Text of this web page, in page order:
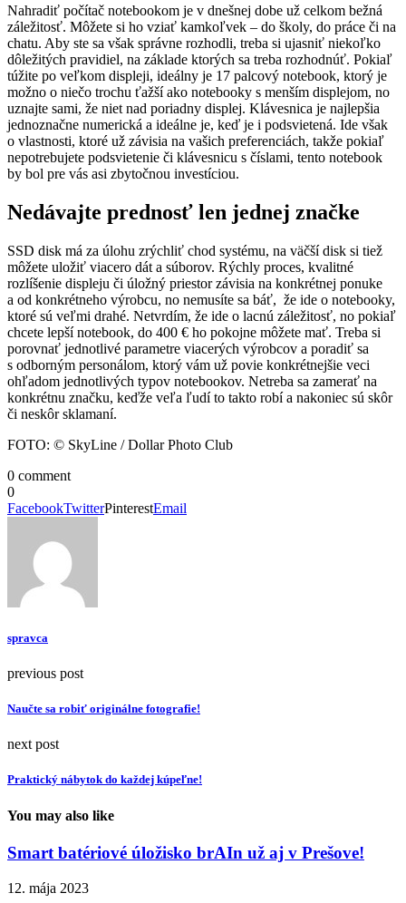
Nahradiť počítač notebookom je v dnešnej dobe už celkom bežná
záležitosť. Môžete si ho vziať kamkoľvek – do školy, do práce či na
chatu. Aby ste sa však správne rozhodli, treba si ujasniť niekoľko
dôležitých pravidiel, na základe ktorých sa treba rozhodnúť. Pokiaľ
túžite po veľkom displeji, ideálny je 17 palcový notebook, ktorý je
možno o niečo trochu ťažší ako notebooky s menším displejom, no
uznajte sami, že niet nad poriadny displej. Klávesnica je najlepšia
jednoznačne numerická a ideálne je, keď je i podsvietená. Ide však
o vlastnosti, ktoré už závisia na vašich preferenciách, takže pokiaľ
nepotrebujete podsvietenie či klávesnicu s číslami, tento notebook
by bol pre vás asi zbytočnou investíciou.
Nedávajte prednosť len jednej značke
SSD disk má za úlohu zrýchliť chod systému, na väčší disk si tiež
môžete uložiť viacero dát a súborov. Rýchly proces, kvalitné
rozlíšenie displeju či úložný priestor závisia na konkrétnej ponuke
a od konkrétneho výrobcu, no nemusíte sa báť, že ide o notebooky,
ktoré sú veľmi drahé. Netvrdím, že ide o lacnú záležitosť, no pokiaľ
chcete lepší notebook, do 400 € ho pokojne môžete mať. Treba si
porovnať jednotlivé parametre viacerých výrobcov a poradiť sa
s odborným personálom, ktorý vám už povie konkrétnejšie veci
ohľadom jednotlivých typov notebookov. Netreba sa zamerať na
konkrétnu značku, keďže veľa ľudí to takto robí a nakoniec sú skôr
či neskôr sklamaní.
FOTO: © SkyLine / Dollar Photo Club
0 comment
0
FacebookTwitterPinterestEmail
spravca
previous post
Naučte sa robiť originálne fotografie!
next post
Praktický nábytok do každej kúpeľne!
You may also like
Smart batériové úložisko brAIn už aj v Prešove!
12. mája 2023